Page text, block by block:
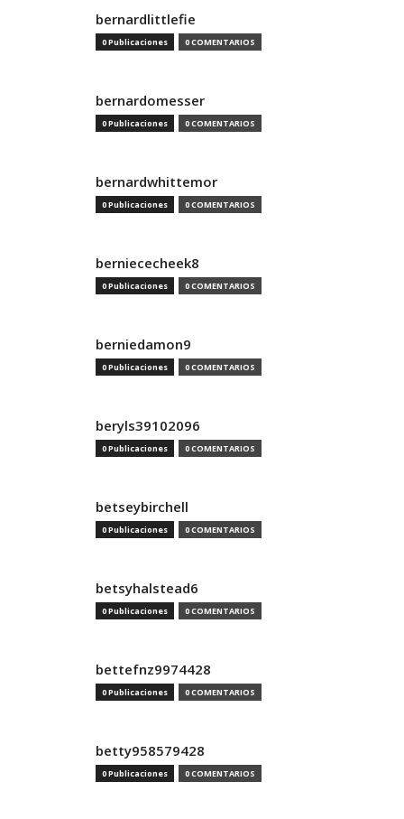
bernardlittlefie
0 Publicaciones 0 COMENTARIOS
bernardomesser
0 Publicaciones 0 COMENTARIOS
bernardwhittemor
0 Publicaciones 0 COMENTARIOS
berniececheek8
0 Publicaciones 0 COMENTARIOS
berniedamon9
0 Publicaciones 0 COMENTARIOS
beryls39102096
0 Publicaciones 0 COMENTARIOS
betseybirchell
0 Publicaciones 0 COMENTARIOS
betsyhalstead6
0 Publicaciones 0 COMENTARIOS
bettefnz9974428
0 Publicaciones 0 COMENTARIOS
betty958579428
0 Publicaciones 0 COMENTARIOS